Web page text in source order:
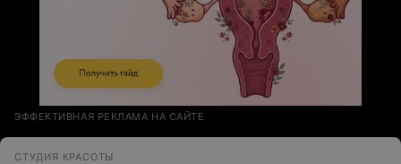
ЭФФЕКТИВНАЯ РЕКЛАМА НА САЙТЕ
СТУДИЯ КРАСОТЫ